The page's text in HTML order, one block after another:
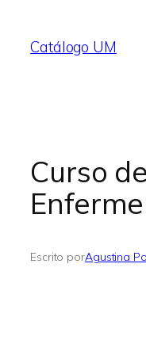
contenido
Catálogo UM
Curso
Escrito porAgustina